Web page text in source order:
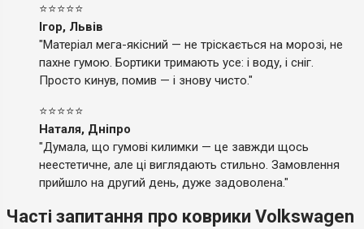
⭐⭐⭐⭐⭐
Ігор, Львів
"Матеріал мега-якісний — не тріскається на морозі, не
пахне гумою. Бортики тримають усе: і воду, і сніг.
Просто кинув, помив — і знову чисто."
⭐⭐⭐⭐⭐
Наталя, Дніпро
"Думала, що гумові килимки — це завжди щось
неестетичне, але ці виглядають стильно. Замовлення
прийшло на другий день, дуже задоволена."
Часті запитання про коврики Volkswagen